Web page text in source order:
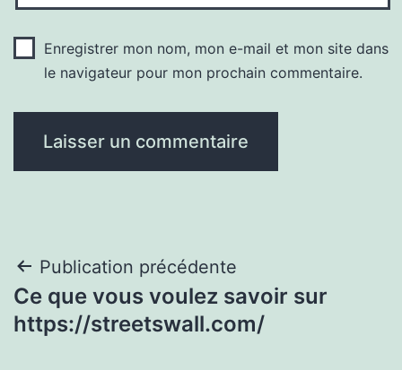
Enregistrer mon nom, mon e-mail et mon site dans
le navigateur pour mon prochain commentaire.
Navigation
de
Publication précédente
Ce que vous voulez savoir sur
https://streetswall.com/